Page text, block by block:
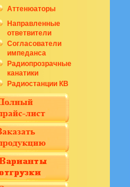
Аттенюаторы
Направленные
ответвители
Согласователи
импеданса
Радиопрозрачные
канатики
Радиостанции КВ